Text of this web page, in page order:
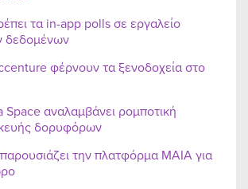
τα in-app polls σε εργαλείο
δεδομένων
φέρνουν τα ξενοδοχεία στο
αναλαμβάνει ρομποτική
δορυφόρων
την πλατφόρμα MAIA για